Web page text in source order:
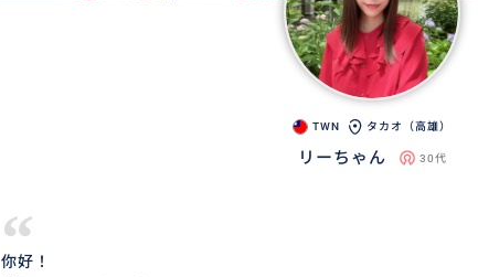
TWN タカオ（高雄）
リーちゃん 30代
“
你好！